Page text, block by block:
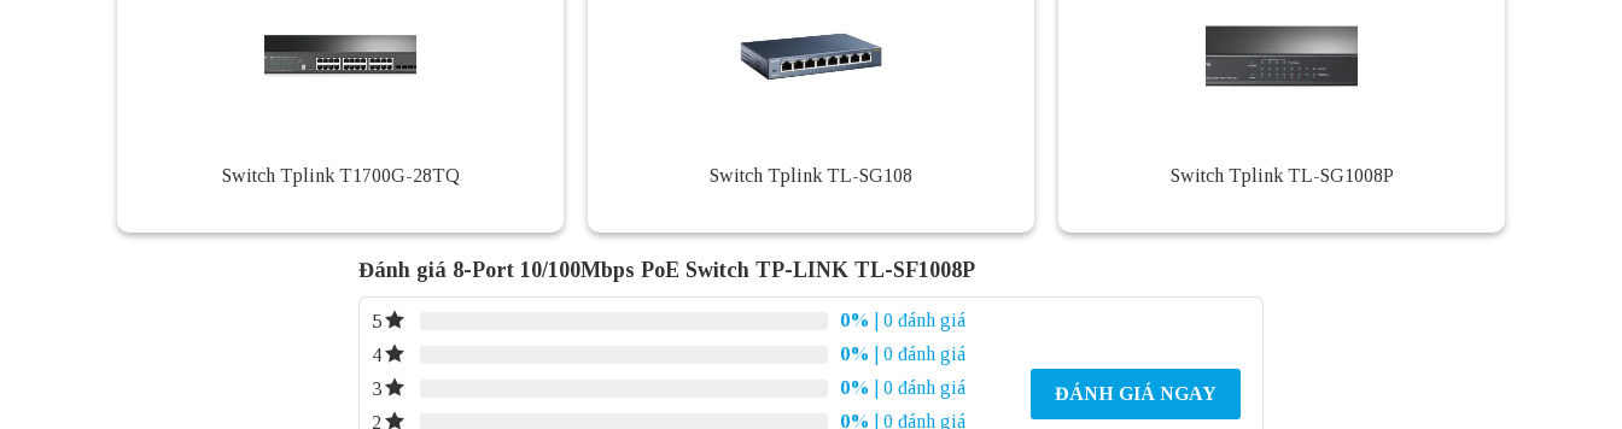
Switch Tplink T1700G-28TQ Switch Tplink TL-SG108 Switch Tplink TL-SG1008P
Đánh giá 8-Port 10/100Mbps PoE Switch TP-LINK TL-SF1008P
5 0%
| 0 đánh giá
4
0%
| 0 đánh giá
3
0%
| 0 đánh giá
2
0% | 0 đánh giá
ĐÁNH GIÁ NGAY